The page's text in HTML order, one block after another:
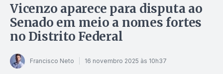
Vicenzo aparece para disputa ao
Senado em meio a nomes fortes
no Distrito Federal
Francisco Neto 16 novembro 2025 às 10h37